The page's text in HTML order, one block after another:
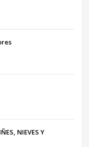
NIEVES Y